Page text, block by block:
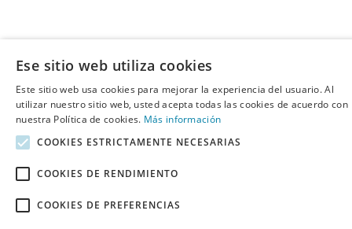
Ese sitio web utiliza cookies
Este sitio web usa cookies para mejorar la experiencia del usuario. Al
utilizar nuestro sitio web, usted acepta todas las cookies de acuerdo con
nuestra Política de cookies. Más información
COOKIES ESTRICTAMENTE NECESARIAS
COOKIES DE RENDIMIENTO
COOKIES DE PREFERENCIAS